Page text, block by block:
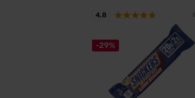
-29%
4,8